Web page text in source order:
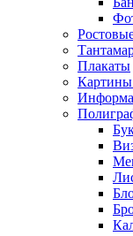
Плакаты
Картины